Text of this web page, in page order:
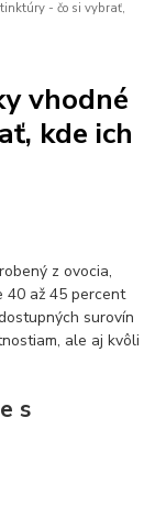
doplnky
koberce
podložky
tinktúry - čo si vybrať,
vhodné
kde ich
z ovocia,
40 až 45 percent
surovín
ale aj kvôli
s